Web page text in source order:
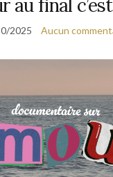
au final
2025 Aucun